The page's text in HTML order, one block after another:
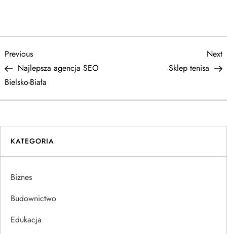
N
a
w
i
g
a
c
Previous
Post
Previous
Najlepsza agencja SEO
Bielsko-Biała
Next
Sklep tenisa
KATEGORIA
Biznes
Budownictwo
Edukacja